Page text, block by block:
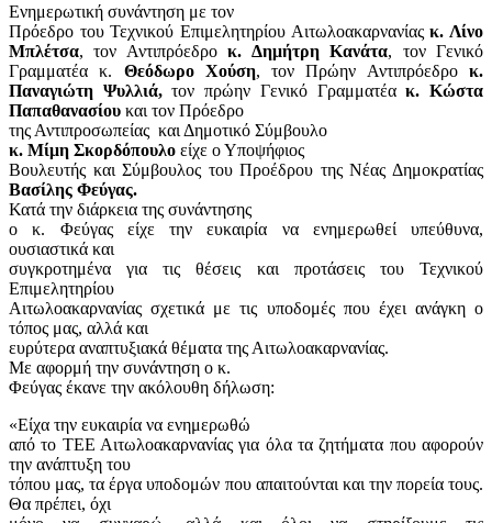
Ενημερωτική συνάντηση με τον
Πρόεδρο του Τεχνικού Επιμελητηρίου Αιτωλοακαρνανίαςκ. Λίνο
Μπλέτσα, τον Αντιπρόεδροκ. Δημήτρη Κανάτα, τον Γενικό
Γραμματέα κ. Θεόδωρο Χούση, τον Πρώην Αντιπρόεδροκ.
Παναγιώτη Ψυλλιά,τον πρώην Γενικό Γραμματέακ. Κώστα
Παπαθανασίου και τον Πρόεδρο
της Αντιπροσωπείας και Δημοτικό Σύμβουλο
κ. Μίμη Σκορδόπουλο είχε ο Υποψήφιος
Βουλευτής και Σύμβουλος του Προέδρου της Νέας Δημοκρατίας
Βασίλης Φεύγας.
Κατά την διάρκεια της συνάντησης
ο κ. Φεύγας είχε την ευκαιρία να ενημερωθεί υπεύθυνα,
ουσιαστικά και
συγκροτημένα για τις θέσεις και προτάσεις του Τεχνικού
Επιμελητηρίου
Αιτωλοακαρνανίας σχετικά με τις υποδομές που έχει ανάγκη ο
τόπος μας, αλλά και
ευρύτερα αναπτυξιακά θέματα της Αιτωλοακαρνανίας.
Με αφορμή την συνάντηση ο κ.
Φεύγας έκανε την ακόλουθη δήλωση:
«Είχα την ευκαιρία να ενημερωθώ
από το ΤΕΕ Αιτωλοακαρνανίας για όλα τα ζητήματα που αφορούν
την ανάπτυξη του
τόπου μας, τα έργα υποδομών που απαιτούνται και την πορεία τους.
Θα πρέπει, όχι